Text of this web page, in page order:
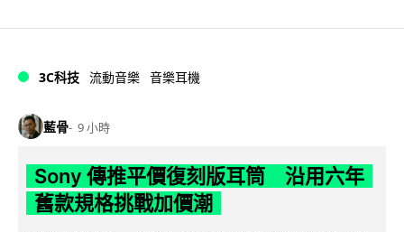
3C科技 流動音樂 音樂耳機
藍骨 9 小時
Sony 傳推平價復刻版耳筒 沿用六年
舊款規格挑戰加價潮